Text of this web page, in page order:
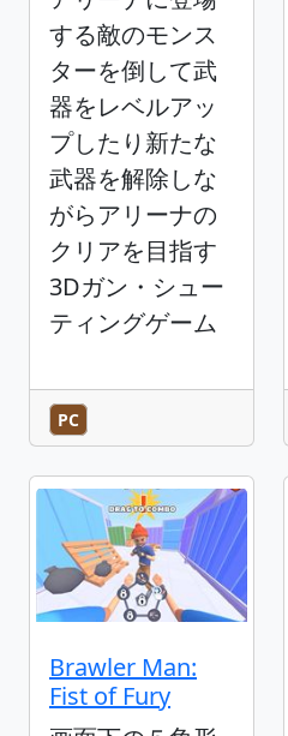
する敵のモンス
ターを倒して武
器をレベルアッ
プしたり新たな
武器を解除しな
がらアリーナの
クリアを目指す
3Dガン・シュー
ティングゲーム
PC
Brawler Man:
Fist of Fury